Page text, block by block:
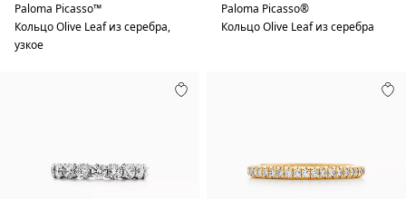
Paloma Picasso™
Кольцо Olive Leaf из серебра,
узкое
Paloma Picasso®
Кольцо Olive Leaf из серебра